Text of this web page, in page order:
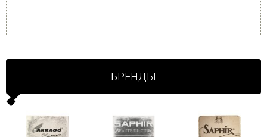
БРЕНДЫ